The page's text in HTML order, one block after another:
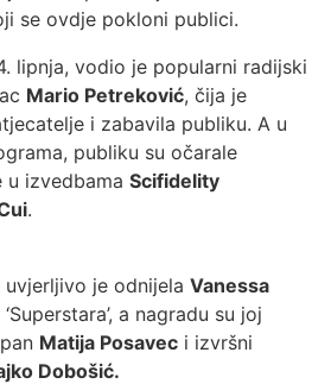
se ovdje pokloni publici.
lipnja, vodio je popularni radijski
Mario Petreković, čija je
i zabavila publiku. A u
publiku su očarale
u izvedbama Scifidelity
.
je odnijela Vanessa
a nagradu su joj
Matija Posavec i izvršni
Dobošić.